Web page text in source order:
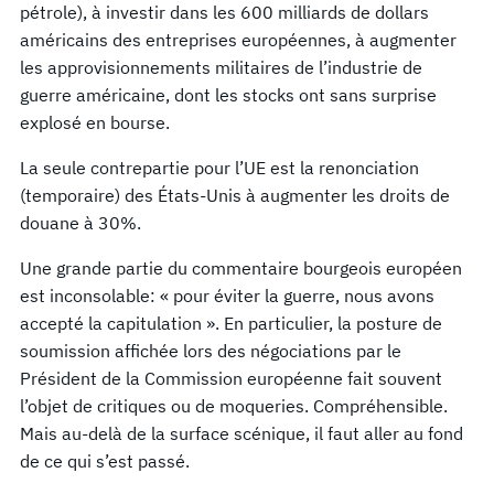
pétrole), à investir dans les 600 milliards de dollars
américains des entreprises européennes, à augmenter
les approvisionnements militaires de l’industrie de
guerre américaine, dont les stocks ont sans surprise
explosé en bourse.
La seule contrepartie pour l’UE est la renonciation
(temporaire) des États-Unis à augmenter les droits de
douane à 30%.
Une grande partie du commentaire bourgeois européen
est inconsolable: « pour éviter la guerre, nous avons
accepté la capitulation ». En particulier, la posture de
soumission affichée lors des négociations par le
Président de la Commission européenne fait souvent
l’objet de critiques ou de moqueries. Compréhensible.
Mais au-delà de la surface scénique, il faut aller au fond
de ce qui s’est passé.